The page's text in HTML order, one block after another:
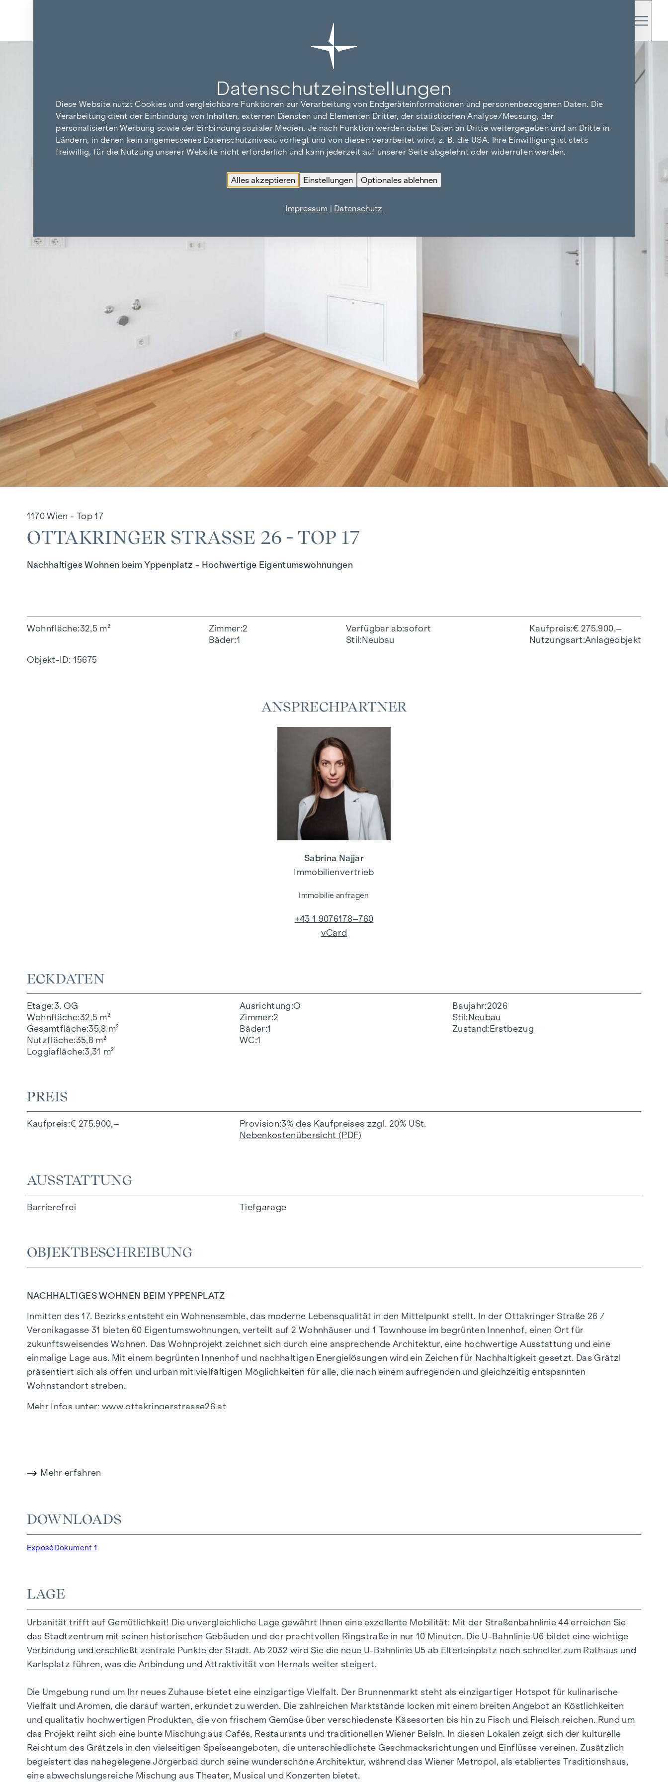
1170 Wien - Top 17
OTTAKRINGER STRASSE 26 - TOP 17
Nachhaltiges Wohnen beim Yppenplatz - Hochwertige Eigentumswohnungen
Wohnfläche 32,5 m² Zimmer 2
Bäder 1
Verfügbar ab sofort
Stil Neubau
Kaufpreis € 275.900,–
Nutzungsart Anlageobjekt
Objekt-ID: 15675
ECKDATEN
Etage 3. OG
Wohnfläche 32,5 m²
Gesamtfläche 35,8 m²
Nutzfläche 35,8 m²
Loggiafläche 3,31 m²
Ausrichtung O
Zimmer 2
Bäder 1
WC 1
Baujahr 2026
Stil Neubau
Zustand Erstbezug
PREIS
Kaufpreis € 275.900,– Provision 3% des Kaufpreises zzgl. 20% USt.
Nebenkostenübersicht (PDF)
AUSSTATTUNG
Barrierefrei Tiefgarage
OBJEKTBESCHREIBUNG
NACHHALTIGES WOHNEN BEIM YPPENPLATZ
Inmitten des 17. Bezirks entsteht ein Wohnensemble, das moderne Lebensqualität in den Mittelpunkt stellt. In der Ottakringer Straße 26 /
Veronikagasse 31 bieten 60 Eigentumswohnungen, verteilt auf 2 Wohnhäuser und 1 Townhouse im begrünten Innenhof, einen Ort für
zukunftsweisendes Wohnen. Das Wohnprojekt zeichnet sich durch eine ansprechende Architektur, eine hochwertige Ausstattung und eine
einmalige Lage aus. Mit einem begrünten Innenhof und nachhaltigen Energielösungen wird ein Zeichen für Nachhaltigkeit gesetzt. Das Grätzl
präsentiert sich als offen und urban mit vielfältigen Möglichkeiten für alle, die nach einem aufregenden und gleichzeitig entspannten
Wohnstandort streben.
Mehr Infos unter: www.ottakringerstrasse26.at
20 Eigentumswohnungen im Bauteil Veronikagasse 31
Gärten, Balkone, Loggien, Dachterrassen
Fassadenbegrünung | Innenhof-Ruheoase
UNVERGLEICHLICHES WOHNGEFÜHL
Die sorgfältig geplanten Eigentumswohnungen und Townhouses bieten mit ihren vielfältigen Grundrissen und Wohnungsgrößen für jede
Lebensphase die ideale Wohnlösung. Ein behagliches Wohnambiente erzeugen die edlen Eichenparkettböden sowie die hochwertige
Sanitärausstattung in den Bädern. Die Raumtemperatur lässt sich bequem über die Fußbodenheizung, die durch Fernwärme betrieben wird,
sowie über die elektrisch bedienbaren Raffstores oder Rollläden regulieren. In den Dachgeschosswohnungen sorgen zusätzlich installierte
Klimaanlagen dafür, dass es auch im Sommer angenehm kühl bleibt. Jede Wohneinheit verfügt über eine eigene private Freifläche, die die
Wohnräume nach außen erweitert und einen idealen Rückzugsort für Erholung und Entspannung bietet.
AUSSTATTUNG
Eichenparkettböden
Stilvolle Markenfliesen
Außenliegender elektrischer Sonnenschutz
Klimaanlage im DG
Mehr erfahren
DOWNLOADS
ExposéDokument 1
LAGE
Urbanität trifft auf Gemütlichkeit! Die unvergleichliche Lage gewährt Ihnen eine exzellente Mobilität: Mit der Straßenbahnlinie 44 erreichen Sie
das Stadtzentrum mit seinen historischen Gebäuden und der prachtvollen Ringstraße in nur 10 Minuten. Die U-Bahnlinie U6 bildet eine wichtige
Verbindung und erschließt zentrale Punkte der Stadt. Ab 2032 wird Sie die neue U-Bahnlinie U5 ab Elterleinplatz noch schneller zum Rathaus und
Karlsplatz führen, was die Anbindung und Attraktivität von Hernals weiter steigert.
Die Umgebung rund um Ihr neues Zuhause bietet eine einzigartige Vielfalt. Der Brunnenmarkt steht als einzigartiger Hotspot für kulinarische
Vielfalt und Aromen, die darauf warten, erkundet zu werden. Die zahlreichen Marktstände locken mit einem breiten Angebot an Köstlichkeiten
und qualitativ hochwertigen Produkten, die von frischem Gemüse über verschiedenste Käsesorten bis hin zu Fisch und Fleisch reichen. Rund um
das Projekt reiht sich eine bunte Mischung aus Cafés, Restaurants und traditionellen Wiener Beisln. In diesen Lokalen zeigt sich der kulturelle
Reichtum des Grätzels in den vielseitigen Speiseangeboten, die unterschiedlichste Geschmacksrichtungen und Einflüsse vereinen. Zusätzlich
begeistert das nahegelegene Jörgerbad durch seine wunderschöne Architektur, während das Wiener Metropol, als etabliertes Traditionshaus,
eine abwechslungsreiche Mischung aus Theater, Musical und Konzerten bietet.
ANSPRECHPARTNER
Sabrina Najjar
Immobilienvertrieb
Immobilie anfragen
+43 1 9076178–760
vCard
Datenschutz­einstellungen
Diese Website nutzt Cookies und vergleichbare Funktionen zur Verarbeitung von Endgeräteinformationen und personenbezogenen Daten. Die
Verarbeitung dient der Einbindung von Inhalten, externen Diensten und Elementen Dritter, der statistischen Analyse/Messung, der
personalisierten Werbung sowie der Einbindung sozialer Medien. Je nach Funktion werden dabei Daten an Dritte weitergegeben und an Dritte in
Ländern, in denen kein angemessenes Datenschutzniveau vorliegt und von diesen verarbeitet wird, z. B. die USA. Ihre Einwilligung ist stets
freiwillig, für die Nutzung unserer Website nicht erforderlich und kann jederzeit auf unserer Seite abgelehnt oder widerrufen werden.
Alles akzeptieren Einstellungen Optionales ablehnen
Impressum | Datenschutz